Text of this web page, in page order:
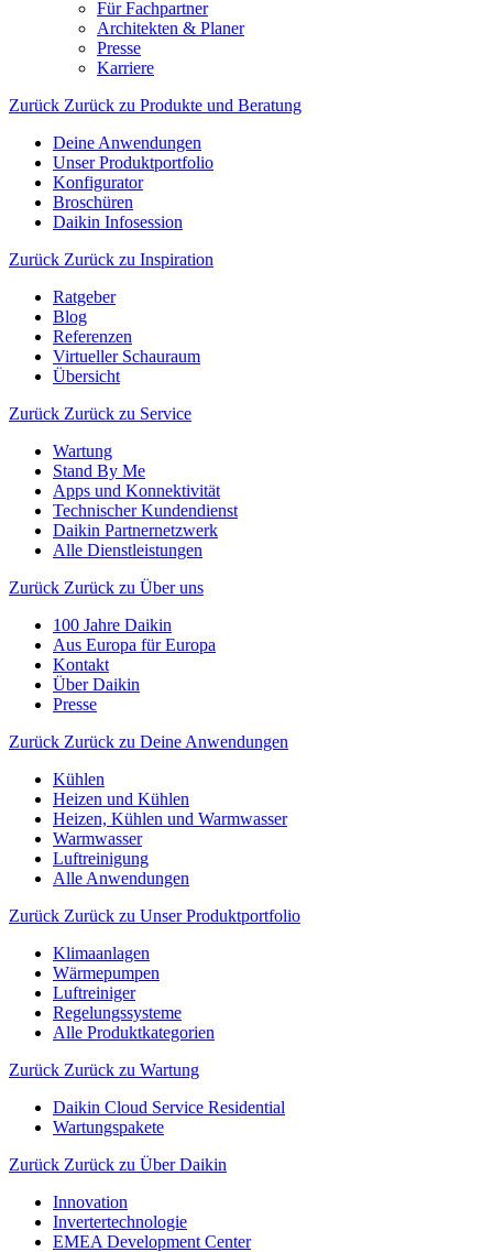
Für Fachpartner
Architekten & Planer
Presse
Karriere
Zurück Zurück zu Produkte und Beratung
Deine Anwendungen
Unser Produktportfolio
Konfigurator
Broschüren
Daikin Infosession
Zurück Zurück zu Inspiration
Ratgeber
Blog
Referenzen
Virtueller Schauraum
Übersicht
Zurück Zurück zu Service
Wartung
Stand By Me
Apps und Konnektivität
Technischer Kundendienst
Daikin Partnernetzwerk
Alle Dienstleistungen
Zurück Zurück zu Über uns
100 Jahre Daikin
Aus Europa für Europa
Kontakt
Über Daikin
Presse
Zurück Zurück zu Deine Anwendungen
Kühlen
Heizen und Kühlen
Heizen, Kühlen und Warmwasser
Warmwasser
Luftreinigung
Alle Anwendungen
Zurück Zurück zu Unser Produktportfolio
Klimaanlagen
Wärmepumpen
Luftreiniger
Regelungssysteme
Alle Produktkategorien
Zurück Zurück zu Wartung
Daikin Cloud Service Residential
Wartungspakete
Zurück Zurück zu Über Daikin
Innovation
Invertertechnologie
EMEA Development Center